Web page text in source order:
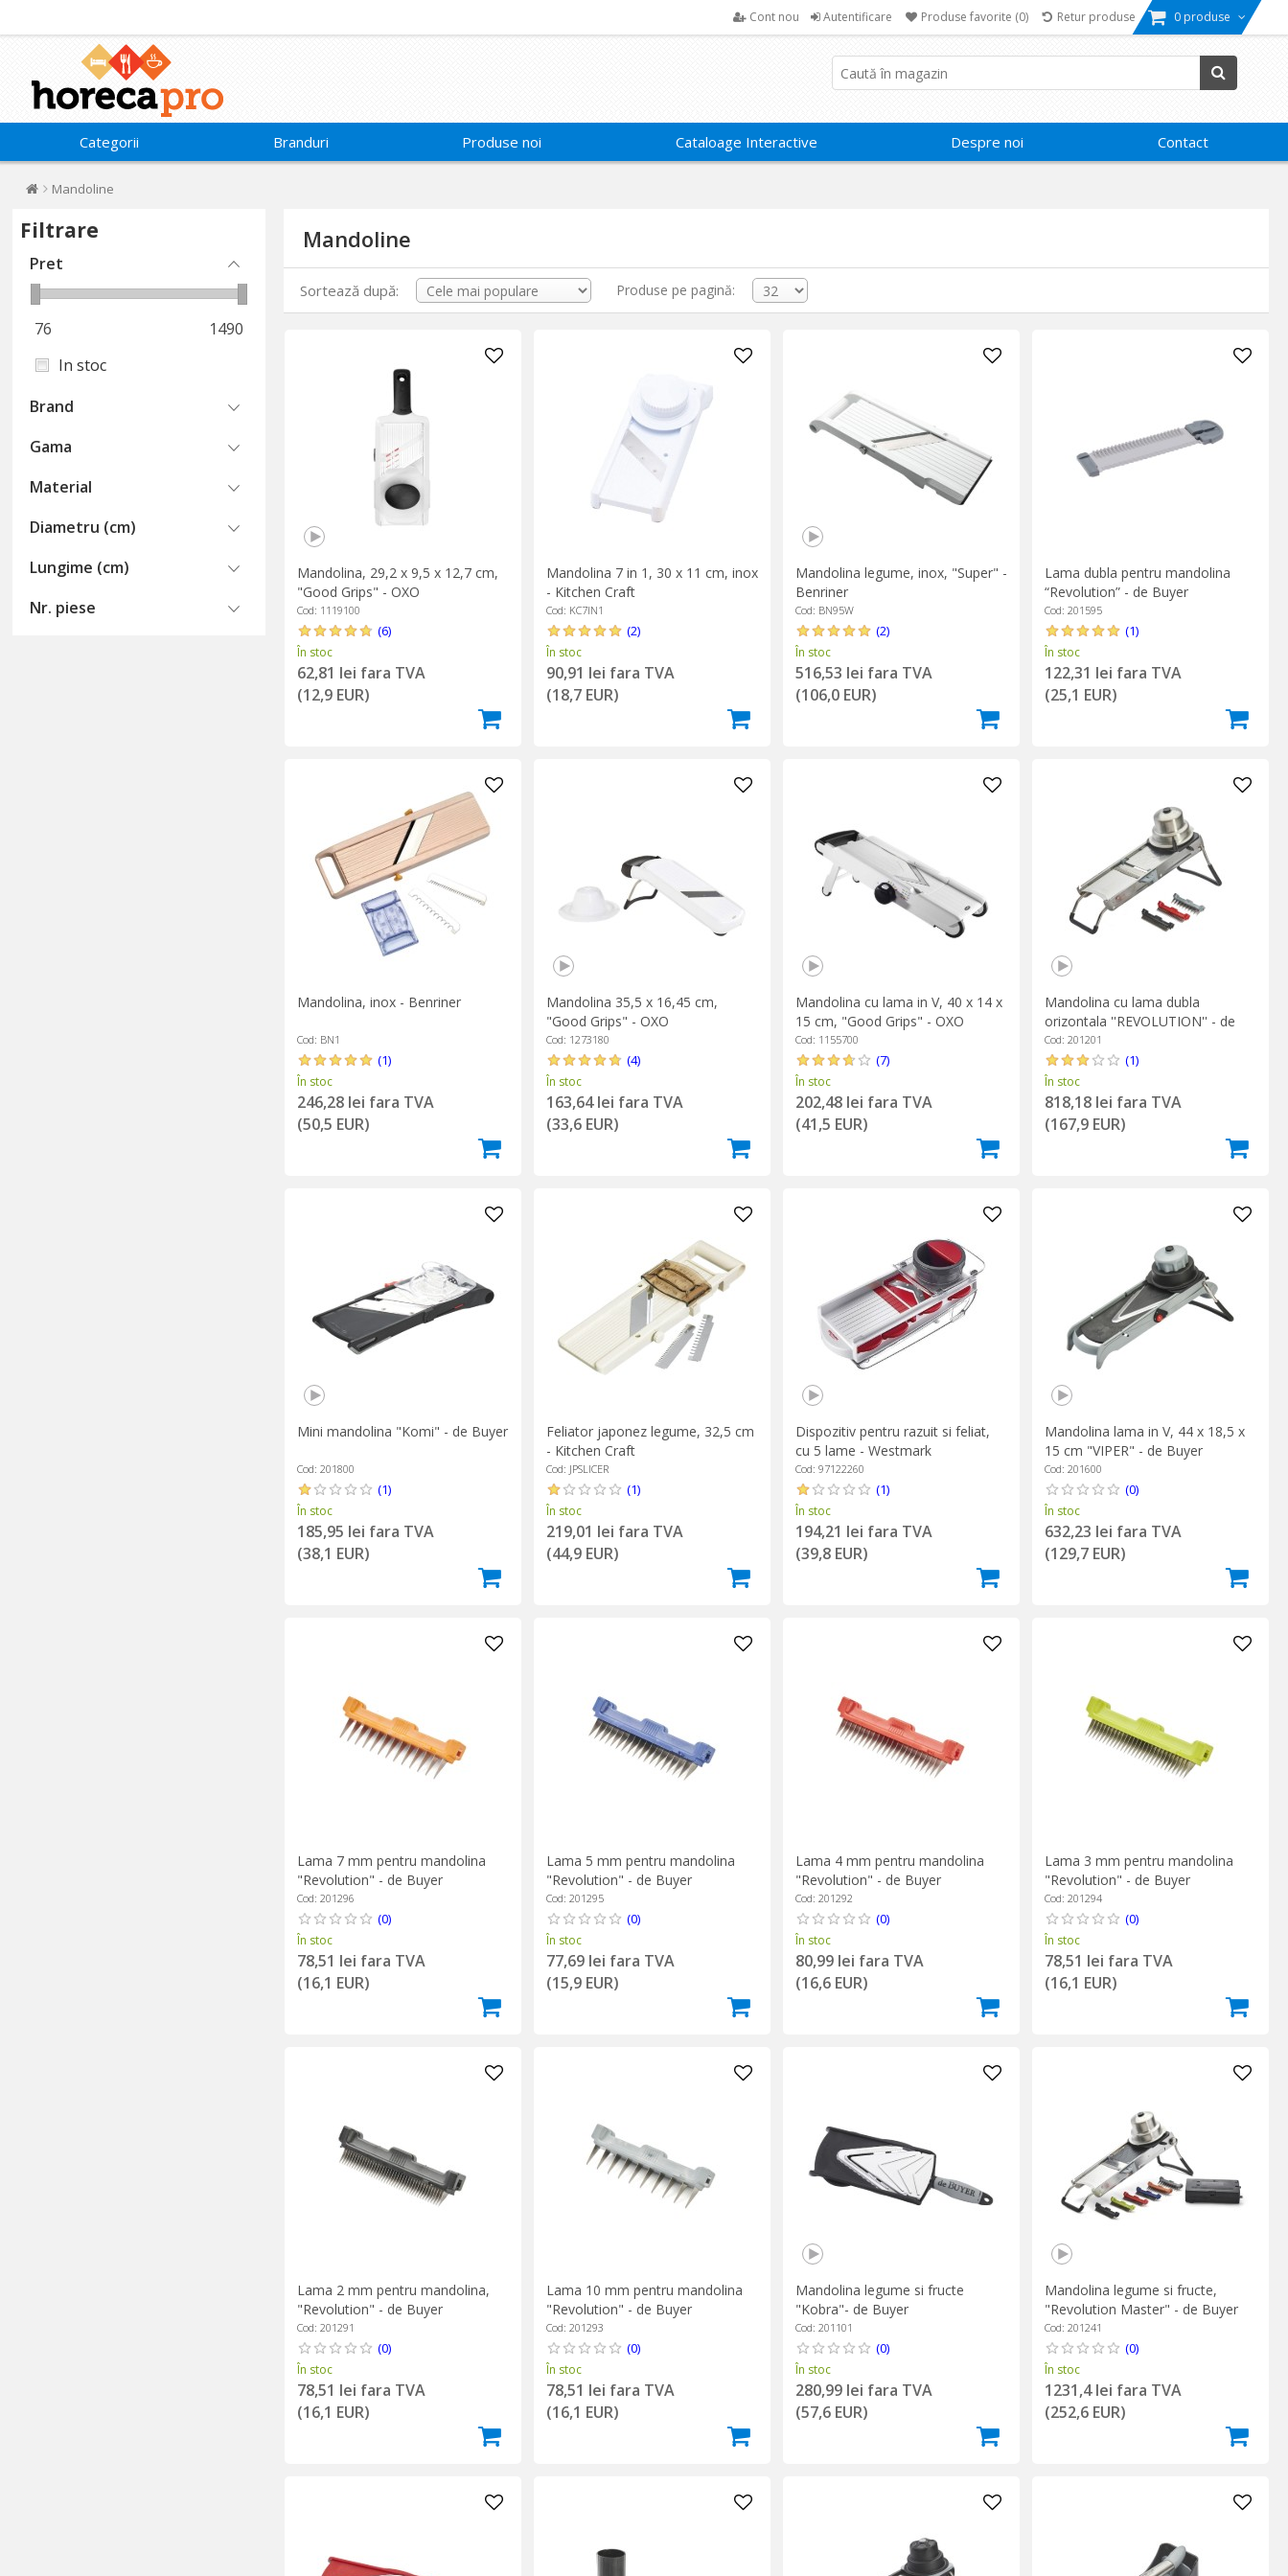
Cont nou Autentificare Produse favorite (0) Retur produse 0 produse
Categorii Branduri Produse noi Cataloage Interactive Despre noi Contact
Mandoline
Filtrare
Pret
76
1490
In stoc
Brand
Gama
Material
Diametru (cm)
Lungime (cm)
Nr. piese
Mandoline
Sortează după: Produse pe pagină:
Mandolina, 29,2 x 9,5 x 12,7 cm,
"Good Grips" - OXO
Cod: 1119100
(6)
În stoc
62,81 lei fara TVA
(12,9 EUR)
Mandolina 7 in 1, 30 x 11 cm, inox
- Kitchen Craft
Cod: KC7IN1
(2)
În stoc
90,91 lei fara TVA
(18,7 EUR)
Mandolina legume, inox, "Super" -
Benriner
Cod: BN95W
(2)
În stoc
516,53 lei fara TVA
(106,0 EUR)
Lama dubla pentru mandolina
“Revolution” - de Buyer
Cod: 201595
(1)
În stoc
122,31 lei fara TVA
(25,1 EUR)
Mandolina, inox - Benriner
Cod: BN1
(1)
În stoc
246,28 lei fara TVA
(50,5 EUR)
Mandolina 35,5 x 16,45 cm,
"Good Grips" - OXO
Cod: 1273180
(4)
În stoc
163,64 lei fara TVA
(33,6 EUR)
Mandolina cu lama in V, 40 x 14 x
15 cm, "Good Grips" - OXO
Cod: 1155700
(7)
În stoc
202,48 lei fara TVA
(41,5 EUR)
Mandolina cu lama dubla
orizontala ''REVOLUTION'' - de
Buyer
Cod: 201201
(1)
În stoc
818,18 lei fara TVA
(167,9 EUR)
Mini mandolina "Komi" - de Buyer
Cod: 201800
(1)
În stoc
185,95 lei fara TVA
(38,1 EUR)
Feliator japonez legume, 32,5 cm
- Kitchen Craft
Cod: JPSLICER
(1)
În stoc
219,01 lei fara TVA
(44,9 EUR)
Dispozitiv pentru razuit si feliat,
cu 5 lame - Westmark
Cod: 97122260
(1)
În stoc
194,21 lei fara TVA
(39,8 EUR)
Mandolina lama in V, 44 x 18,5 x
15 cm "VIPER" - de Buyer
Cod: 201600
(0)
În stoc
632,23 lei fara TVA
(129,7 EUR)
Lama 7 mm pentru mandolina
"Revolution" - de Buyer
Cod: 201296
(0)
În stoc
78,51 lei fara TVA
(16,1 EUR)
Lama 5 mm pentru mandolina
"Revolution" - de Buyer
Cod: 201295
(0)
În stoc
77,69 lei fara TVA
(15,9 EUR)
Lama 4 mm pentru mandolina
"Revolution" - de Buyer
Cod: 201292
(0)
În stoc
80,99 lei fara TVA
(16,6 EUR)
Lama 3 mm pentru mandolina
"Revolution" - de Buyer
Cod: 201294
(0)
În stoc
78,51 lei fara TVA
(16,1 EUR)
Lama 2 mm pentru mandolina,
"Revolution" - de Buyer
Cod: 201291
(0)
În stoc
78,51 lei fara TVA
(16,1 EUR)
Lama 10 mm pentru mandolina
"Revolution" - de Buyer
Cod: 201293
(0)
În stoc
78,51 lei fara TVA
(16,1 EUR)
Mandolina legume si fructe
"Kobra"- de Buyer
Cod: 201101
(0)
În stoc
280,99 lei fara TVA
(57,6 EUR)
Mandolina legume si fructe,
"Revolution Master" - de Buyer
Cod: 201241
(0)
În stoc
1231,4 lei fara TVA
(252,6 EUR)